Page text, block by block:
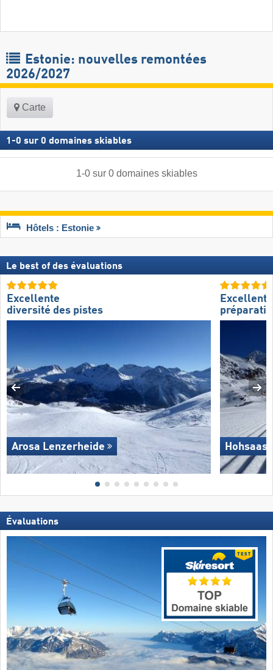
Estonie: nouvelles remontées
2026/2027
Carte
1 -0 sur 0 domaines skiables
1-0sur 0 domaines skiables
Hôtels : Estonie
Le best of des évaluations
Excellente
diversité des pistes
Arosa Lenzerheide
Excellente
Hohsaas
Évaluations